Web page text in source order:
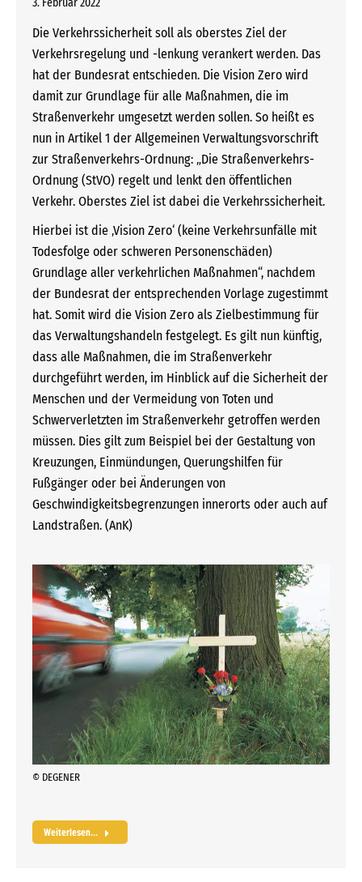
3. Februar 2022
Die Verkehrssicherheit soll als oberstes Ziel der
Verkehrsregelung und -lenkung verankert werden. Das
hat der Bundesrat entschieden. Die Vision Zero wird
damit zur Grundlage für alle Maßnahmen, die im
Straßenverkehr umgesetzt werden sollen. So heißt es
nun in Artikel 1 der Allgemeinen Verwaltungsvorschrift
zur Straßenverkehrs-Ordnung: „Die Straßenverkehrs-
Ordnung (StVO) regelt und lenkt den öffentlichen
Verkehr. Oberstes Ziel ist dabei die Verkehrssicherheit.
Hierbei ist die ‚Vision Zero‘ (keine Verkehrsunfälle mit
Todesfolge oder schweren Personenschäden)
Grundlage aller verkehrlichen Maßnahmen“, nachdem
der Bundesrat der entsprechenden Vorlage zugestimmt
hat. Somit wird die Vision Zero als Zielbestimmung für
das Verwaltungshandeln festgelegt. Es gilt nun künftig,
dass alle Maßnahmen, die im Straßenverkehr
durchgeführt werden, im Hinblick auf die Sicherheit der
Menschen und der Vermeidung von Toten und
Schwerverletzten im Straßenverkehr getroffen werden
müssen. Dies gilt zum Beispiel bei der Gestaltung von
Kreuzungen, Einmündungen, Querungshilfen für
Fußgänger oder bei Änderungen von
Geschwindigkeitsbegrenzungen innerorts oder auch auf
Landstraßen. (AnK)
© DEGENER
Weiterlesen...